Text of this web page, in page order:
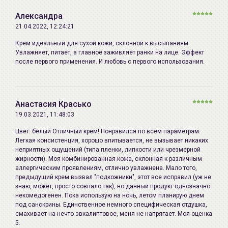
роговом слое и сливается с межклеточными
липидами, благодаря схожей структуре легко
встраивается в нарушенные слои естественных
липидов и восстанавливает их нормальное строение.
Восстановление системы естественного защитного
воздействия вредных факторов окружающей среды.
MLE® успокаивает и снимает раздражение кожи, а
также смягчает и разглаживает сухую, огрубевшую
кожу. Компонент MLE® насыщенный, нежирный, не
липкий и быстро впитывается.
Аутентификация технологии MLE®:
• Патенты: Корея (KR 1999-0003541); США
(US6221371); Япония (JP38871828).
• Клинические испытания, проведенные Медицинской
школой Университета Йонсей (Yonsei University Medical
ESTERS, SALVIA OFFICINALIS (SAGE)
SEED OIL, POGOSTEMON CABLIN OIL,
JUNIPERUS MEXICANA OIL,
COMMUNIS FRUIT OIL, ANTHEMIS
HEXANEDIOL, CAPRYLIC/CAPRIC
GLYCERIDES
производства:
Срок годности: см. на упаковке (ггггммдд)
Производитель:
Neopharm Co.,Ltd., 309-8, Techno 2-ro,
Yuseong-gu, Daejeon, Republic of Korea,
Республика Корея
Импортер в
ИП Мигаль Наталья Петровна, УНП
Александра
21.04.2022, 12:24:21
Крем идеальный для сухой кожи, склонной к высыпаниям.
Увлажняет, питает, а главное заживляет ранки на лице. Эффект
после первого применения. И любовь с первого использования.
Анастасия Красько
19.03.2021, 11:48:03
Цвет: белый Отличный крем! Понравился по всем параметрам.
Легкая консистенция, хорошо впитывается, не вызывает никаких
неприятных ощущений (типа пленки, липкости или чрезмерной
жирности). Моя комбинированная кожа, склонная к различным
аллергическим проявлениям, отлично увлажнена. Мало того,
предыдущий крем вызвал "подкожники", этот все исправил (уж не
знаю, может, просто совпало так), но данный продукт однозначно
некомедогенен. Пока использую на ночь, летом планирую днем
под санскрины. Единственное немного специфическая отдушка,
смахивает на нечто эвкалиптовое, меня не напрягает. Моя оценка
5.